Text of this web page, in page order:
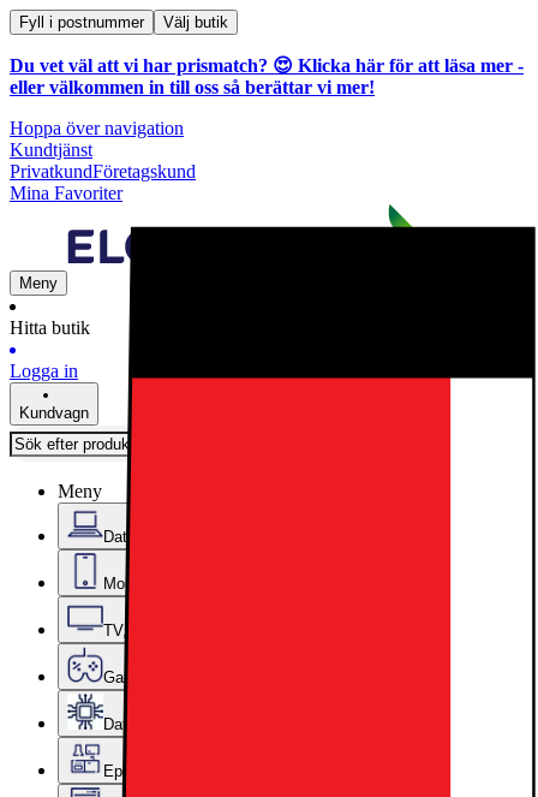
Fyll i postnummer Välj butik
Du vet väl att vi har prismatch? 😍 Klicka här för att läsa mer -
eller välkommen in till oss så berättar vi mer!
Hoppa över navigation
Kundtjänst
PrivatkundFöretagskund
Mina Favoriter
Meny
Hitta butik
Logga in
Kundvagn
Meny
Datorer & Kontor
Mobiler, Tablets & Smartklockor
TV, Ljud & Smart Hem
Gaming
Datorkomponenter
Epoq Kök & Tvättstuga